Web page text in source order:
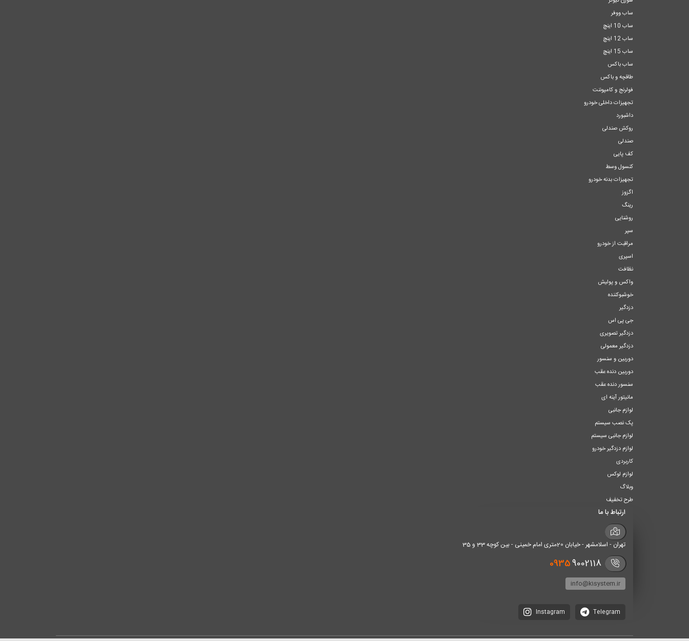
ساب ووفر
ساب 10 اینچ
ساب 12 اینچ
ساب 15 اینچ
ساب باکس
طاقچه و باکس
فولرنج و کامپوننت
تجهیزات داخلی خودرو
داشبورد
روکش صندلی
صندلی
کف پایی
کنسول وسط
تجهیزات بدنه خودرو
اگزوز
رینگ
روشنایی
سپر
مراقبت از خودرو
اسپری
نظافت
واکس و پولیش
خوشبوکننده
دزدگیر
جی پی اس
دزدگیر تصویری
دزدگیر معمولی
دوربین و سنسور
دوربین دنده عقب
سنسور دنده عقب
مانیتور آینه ای
لوازم جانبی
پک نصب سیستم
لوازم جانبی سیستم
لوازم دزدگیر خودرو
کاربردی
لوازم لوکس
وبلاگ
طرح تخفیف
ارتباط با ما
تهران - اسلامشهر - خیابان 20متری امام خمینی - بین کوچه 33 و 35
09359002118
info@k1system.ir
Telegram
Instagram